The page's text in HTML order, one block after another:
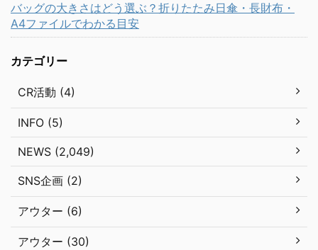
バッグの大きさはどう選ぶ？折りたたみ日傘・長財布・
A4ファイルでわかる目安
カテゴリー
CR活動 (4)
INFO (5)
NEWS (2,049)
SNS企画 (2)
アウター (6)
アウター (30)